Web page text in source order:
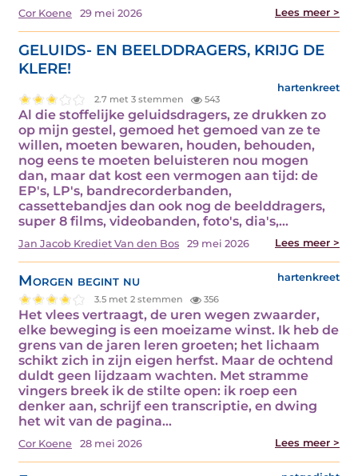
Cor Koene 29 mei 2026 Lees meer >
GELUIDS- EN BEELDDRAGERS, KRIJG DE
KLERE!
hartenkreet
2.7 met 3 stemmen 543
Al die stoffelijke geluidsdragers, ze drukken zo
op mijn gestel, gemoed het gemoed van ze te
willen, moeten bewaren, houden, behouden,
nog eens te moeten beluisteren nou mogen
dan, maar dat kost een vermogen aan tijd: de
EP's, LP's, bandrecorderbanden,
cassettebandjes dan ook nog de beelddragers,
super 8 films, videobanden, foto's, dia's,…
Jan Jacob Krediet Van den Bos 29 mei 2026 Lees meer >
Morgen begint nu hartenkreet
3.5 met 2 stemmen 356
Het vlees vertraagt, de uren wegen zwaarder,
elke beweging is een moeizame winst. Ik heb de
grens van de jaren leren groeten; het lichaam
schikt zich in zijn eigen herfst. Maar de ochtend
duldt geen lijdzaam wachten. Met stramme
vingers breek ik de stilte open: ik roep een
denker aan, schrijf een transcriptie, en dwing
het wit van de pagina…
Cor Koene 28 mei 2026 Lees meer >